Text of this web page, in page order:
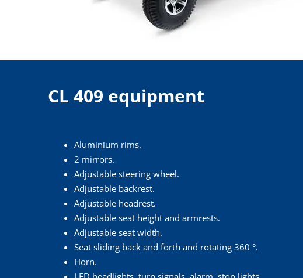
CL 409 equipment
Aluminium rims.
2 mirrors.
Adjustable steering wheel.
Adjustable backrest.
Adjustable headrest.
Adjustable seat height and armrests.
Adjustable seat width.
Seat sliding back and forth and rotating 360 °.
Horn.